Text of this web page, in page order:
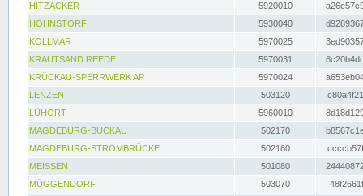
HITZACKER
5920010
HOHNSTORF
5930040
KOLLMAR
5970025
KRAUTSAND REEDE
5970031
KRÜCKAU-SPERRWERK AP
5970024
LENZEN
503120
LÜHORT
5960010
MAGDEBURG-BUCKAU
502170
MAGDEBURG-STROMBRÜCKE
502180
MEISSEN
501080
MÜGGENDORF
503070